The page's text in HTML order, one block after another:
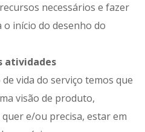
necessários e fazer
início do desenho do
atividades
vida do serviço temos que
visão de produto,
e/ou precisa, estar em